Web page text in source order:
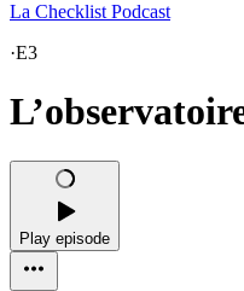
La Checklist Podcast
·E3
Play episode